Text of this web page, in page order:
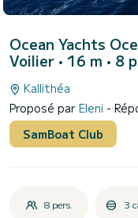
Ocean Yachts
Voilier • 16 m • 8
Kallithéa
Proposé par Eleni -
SamBoat Club
8 pers. 3